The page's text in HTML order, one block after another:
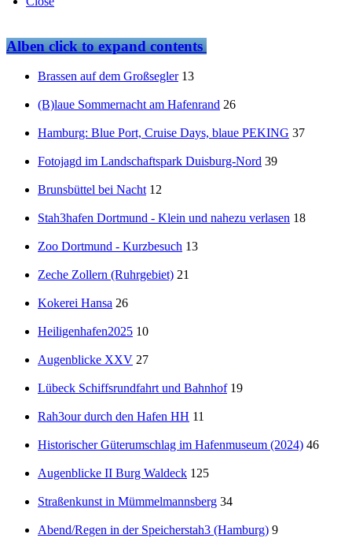
Albenclick to expand contents
Brassen auf dem Großsegler 13
(B)laue Sommernacht am Hafenrand 26
Hamburg: Blue Port, Cruise Days, blaue PEKING 37
Fotojagd im Landschaftspark Duisburg-Nord 39
Brunsbüttel bei Nacht 12
Stah3hafen Dortmund - Klein und nahezu verlasen 18
Zoo Dortmund - Kurzbesuch 13
Zeche Zollern (Ruhrgebiet) 21
Kokerei Hansa 26
Heiligenhafen2025 10
Augenblicke XXV 27
Lübeck Schiffsrundfahrt und Bahnhof 19
Rah3our durch den Hafen HH 11
Historischer Güterumschlag im Hafenmuseum (2024) 46
Augenblicke II Burg Waldeck 125
Straßenkunst in Mümmelmannsberg 34
Abend/Regen in der Speicherstah3 (Hamburg) 9